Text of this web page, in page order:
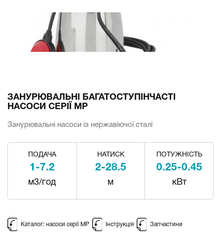
ЗАНУРЮВАЛЬНІ БАГАТОСТУПІНЧАСТІ
НАСОСИ СЕРІЇ MP
Занурювальні насоси із нержавіючої сталі
ПОДАЧА
1-7.2
м3/год
НАТИСК
2-28.5
м
ПОТУЖНІСТЬ
0.25-0.45
кВт
Каталог: насоси серії MP Інструкція Запчастини